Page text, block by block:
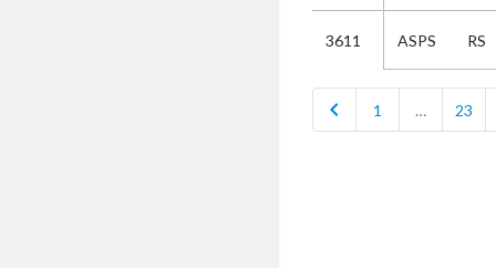
3611 ASPS RS
chevron_left 1 … 23